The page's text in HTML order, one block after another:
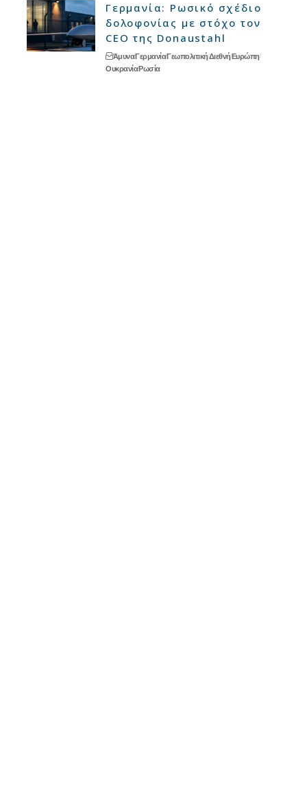
Γερμανία: Ρωσικό σχέδιο
δολοφονίας με στόχο τον
CEO της Donaustahl
ΆμυναΓερμανίαΓεωπολιτικήΔιεθνήΕυρώπη
ΟυκρανίαΡωσία